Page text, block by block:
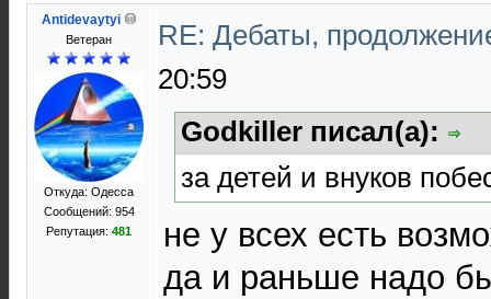
Antidevaytyi
Ветеран
Откуда: Одесса
Сообщений: 954
Репутация: 481
RE: Дебаты,
20:59
Godkiller писал(а):
за детей и внуков
не у всех есть
да и раньше надо